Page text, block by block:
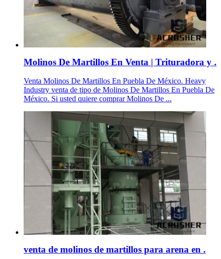
Molinos De Martillos En Venta | Trituradora y .
Venta Molinos De Martillos En Puebla De México. Heavy
Industry venta de tipo de Molinos De Martillos En Puebla De
México. Si usted quiere comprar Molinos De ...
venta de molinos de martillos para arena en .